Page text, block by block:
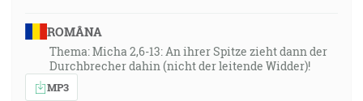
ROMÂNA
Thema: Micha 2,6-13: An ihrer Spitze zieht dann der
Durchbrecher dahin (nicht der leitende Widder)!
MP3